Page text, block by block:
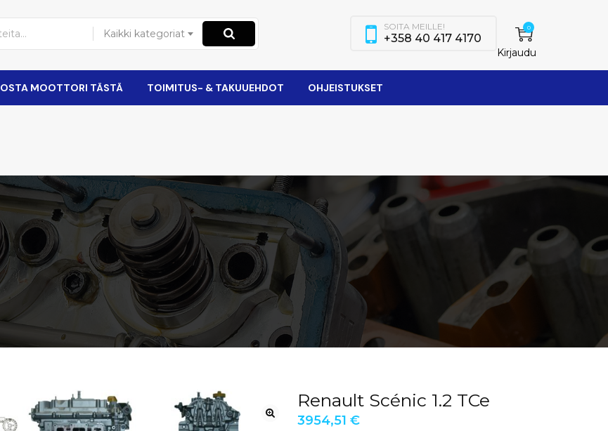
Kaikki kategoriat 0
Kirjaudu
SOITA MEILLE!
+358 40 417 4170
OSTA MOOTTORI TÄSTÄ TOIMITUS- & TAKUUEHDOT OHJEISTUKSET
Renault Scénic 1.2 TCe
3954,51 €